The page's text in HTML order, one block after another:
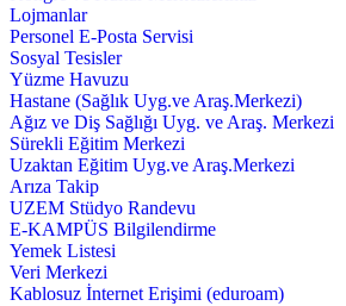
Lojmanlar
Personel E-Posta Servisi
Sosyal Tesisler
Yüzme Havuzu
Hastane (Sağlık Uyg.ve Araş.Merkezi)
Ağız ve Diş Sağlığı Uyg. ve Araş. Merkezi
Sürekli Eğitim Merkezi
Uzaktan Eğitim Uyg.ve Araş.Merkezi
Arıza Takip
UZEM Stüdyo Randevu
E-KAMPÜS Bilgilendirme
Yemek Listesi
Veri Merkezi
Kablosuz İnternet Erişimi (eduroam)